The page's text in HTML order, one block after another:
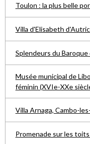
Toulon : la plus belle
Villa d'Elisabeth
Splendeurs du Baroque
Musée municipal de
féminin (XVIe-XXe
Villa Arnaga, Cambo-
Promenade sur les